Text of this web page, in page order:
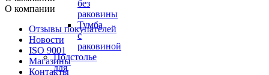
без
раковины
Тумба
с
раковиной
Подстолье
для
О компании
Отзывы покупателей
Новости
ISO 9001
Магазины
Контакты